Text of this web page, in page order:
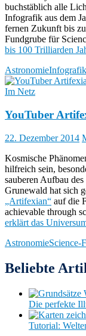
buchstäblich alle
Infografik aus dem
fernen Zukunft bis
Fundgrube für
bis 100 Trilliarden
AstronomieInfografik
Im Netz
YouTuber
22. Dezember 2014
Kosmische
hilfreich sein,
sauberen Aufbau
Grunewald hat sich
„Artifexian“ auf die
achievable through
erklärt das
AstronomieScience-
Beliebte
Die perfekte
Tutorial: